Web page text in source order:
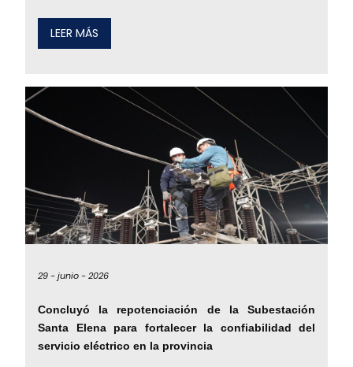
LEER MÁS
29 -junio -2026
Concluyó la repotenciación de la Subestación
Santa Elena para fortalecer la confiabilidad del
servicio eléctrico en la provincia